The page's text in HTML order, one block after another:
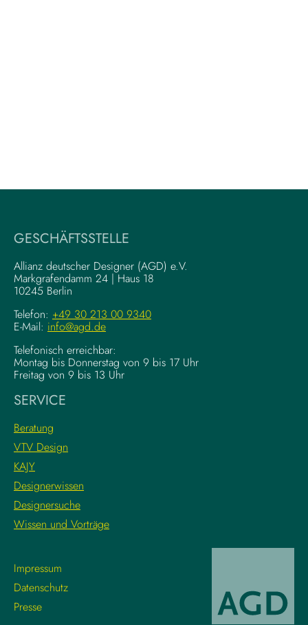
GESCHÄFTSSTELLE
Allianz deutscher Designer (AGD) e.V.
Markgrafendamm 24 | Haus 18
10245 Berlin
Telefon: +49 30 213 00 9340
E-Mail: info@agd.de
Telefonisch erreichbar:
Montag bis Donnerstag von 9 bis 17 Uhr
Freitag von 9 bis 13 Uhr
SERVICE
Beratung
VTV Design
KAJY
Designerwissen
Designersuche
Wissen und Vorträge
Impressum
Datenschutz
Presse